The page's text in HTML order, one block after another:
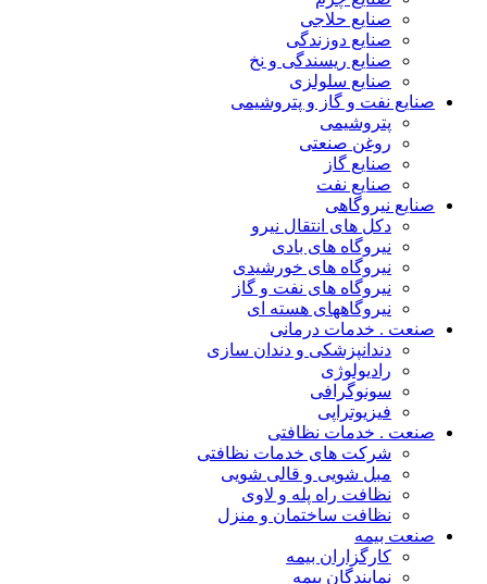
صنایع حلاجی
صنایع دوزندگی
صنایع ریسندگی و نخ
صنایع سلولزی
صنایع نفت و گاز و پتروشیمی
پتروشیمی
روغن صنعتی
صنایع گاز
صنایع نفت
صنایع نیروگاهی
دکل های انتقال نیرو
نیروگاه های بادی
نیروگاه های خورشیدی
نیروگاه های نفت و گاز
نیروگاههای هسته ای
صنعت . خدمات درمانی
دندانپزشکی و دندان سازی
رادیولوژی
سونوگرافی
فیزیوتراپی
صنعت . خدمات نظافتی
شرکت های خدمات نظافتی
مبل شویی و قالی شویی
نظافت راه پله و لاوی
نظافت ساختمان و منزل
صنعت بیمه
کارگزاران بیمه
نمایندگان بیمه